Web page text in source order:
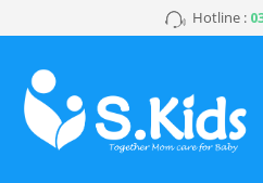
Hotline :